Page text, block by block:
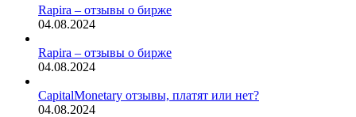
Rapira – отзывы о бирже
04.08.2024
Rapira – отзывы о бирже
04.08.2024
CapitalMonetary отзывы, платят или нет?
04.08.2024